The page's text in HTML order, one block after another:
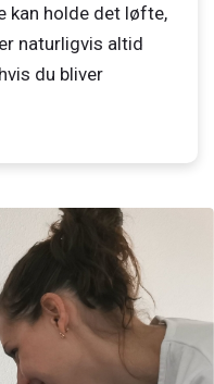
kan holde det løfte,
naturligvis altid
du bliver